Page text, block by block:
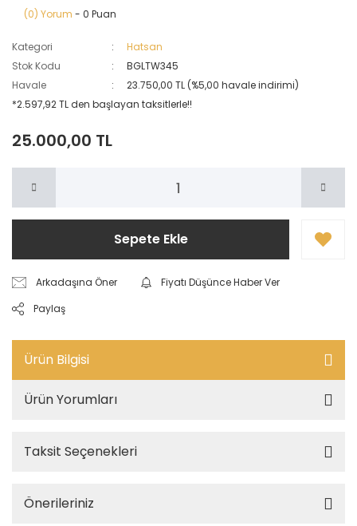
(0) Yorum - 0 Puan
Kategori
Hatsan
Stok Kodu
BGLTW345
Havale
23.750,00 TL (%5,00 havale indirimi)
*2.597,92 TL den başlayan taksitlerle!!
25.000,00 TL
Sepete Ekle
Arkadaşına Öner
Fiyatı Düşünce Haber Ver
Paylaş
Ürün Bilgisi
Ürün Yorumları
Taksit Seçenekleri
Önerileriniz